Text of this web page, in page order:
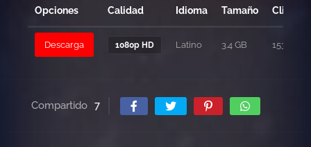
Opciones Calidad Idioma Tamaño Clicks
Descarga 1080p HD Latino 3.4 GB 153
Compartido 7